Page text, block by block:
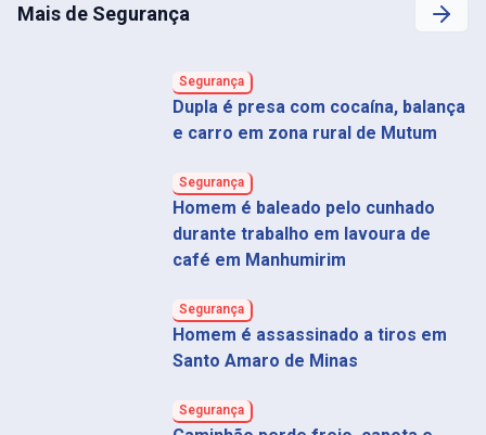
Mais de Segurança
Segurança
Dupla é presa com cocaína, balança
e carro em zona rural de Mutum
Segurança
Homem é baleado pelo cunhado
durante trabalho em lavoura de
café em Manhumirim
Segurança
Homem é assassinado a tiros em
Santo Amaro de Minas
Segurança